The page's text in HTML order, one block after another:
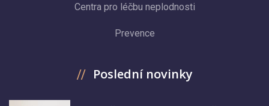
Centra pro léčbu neplodnosti
Prevence
Poslední novinky